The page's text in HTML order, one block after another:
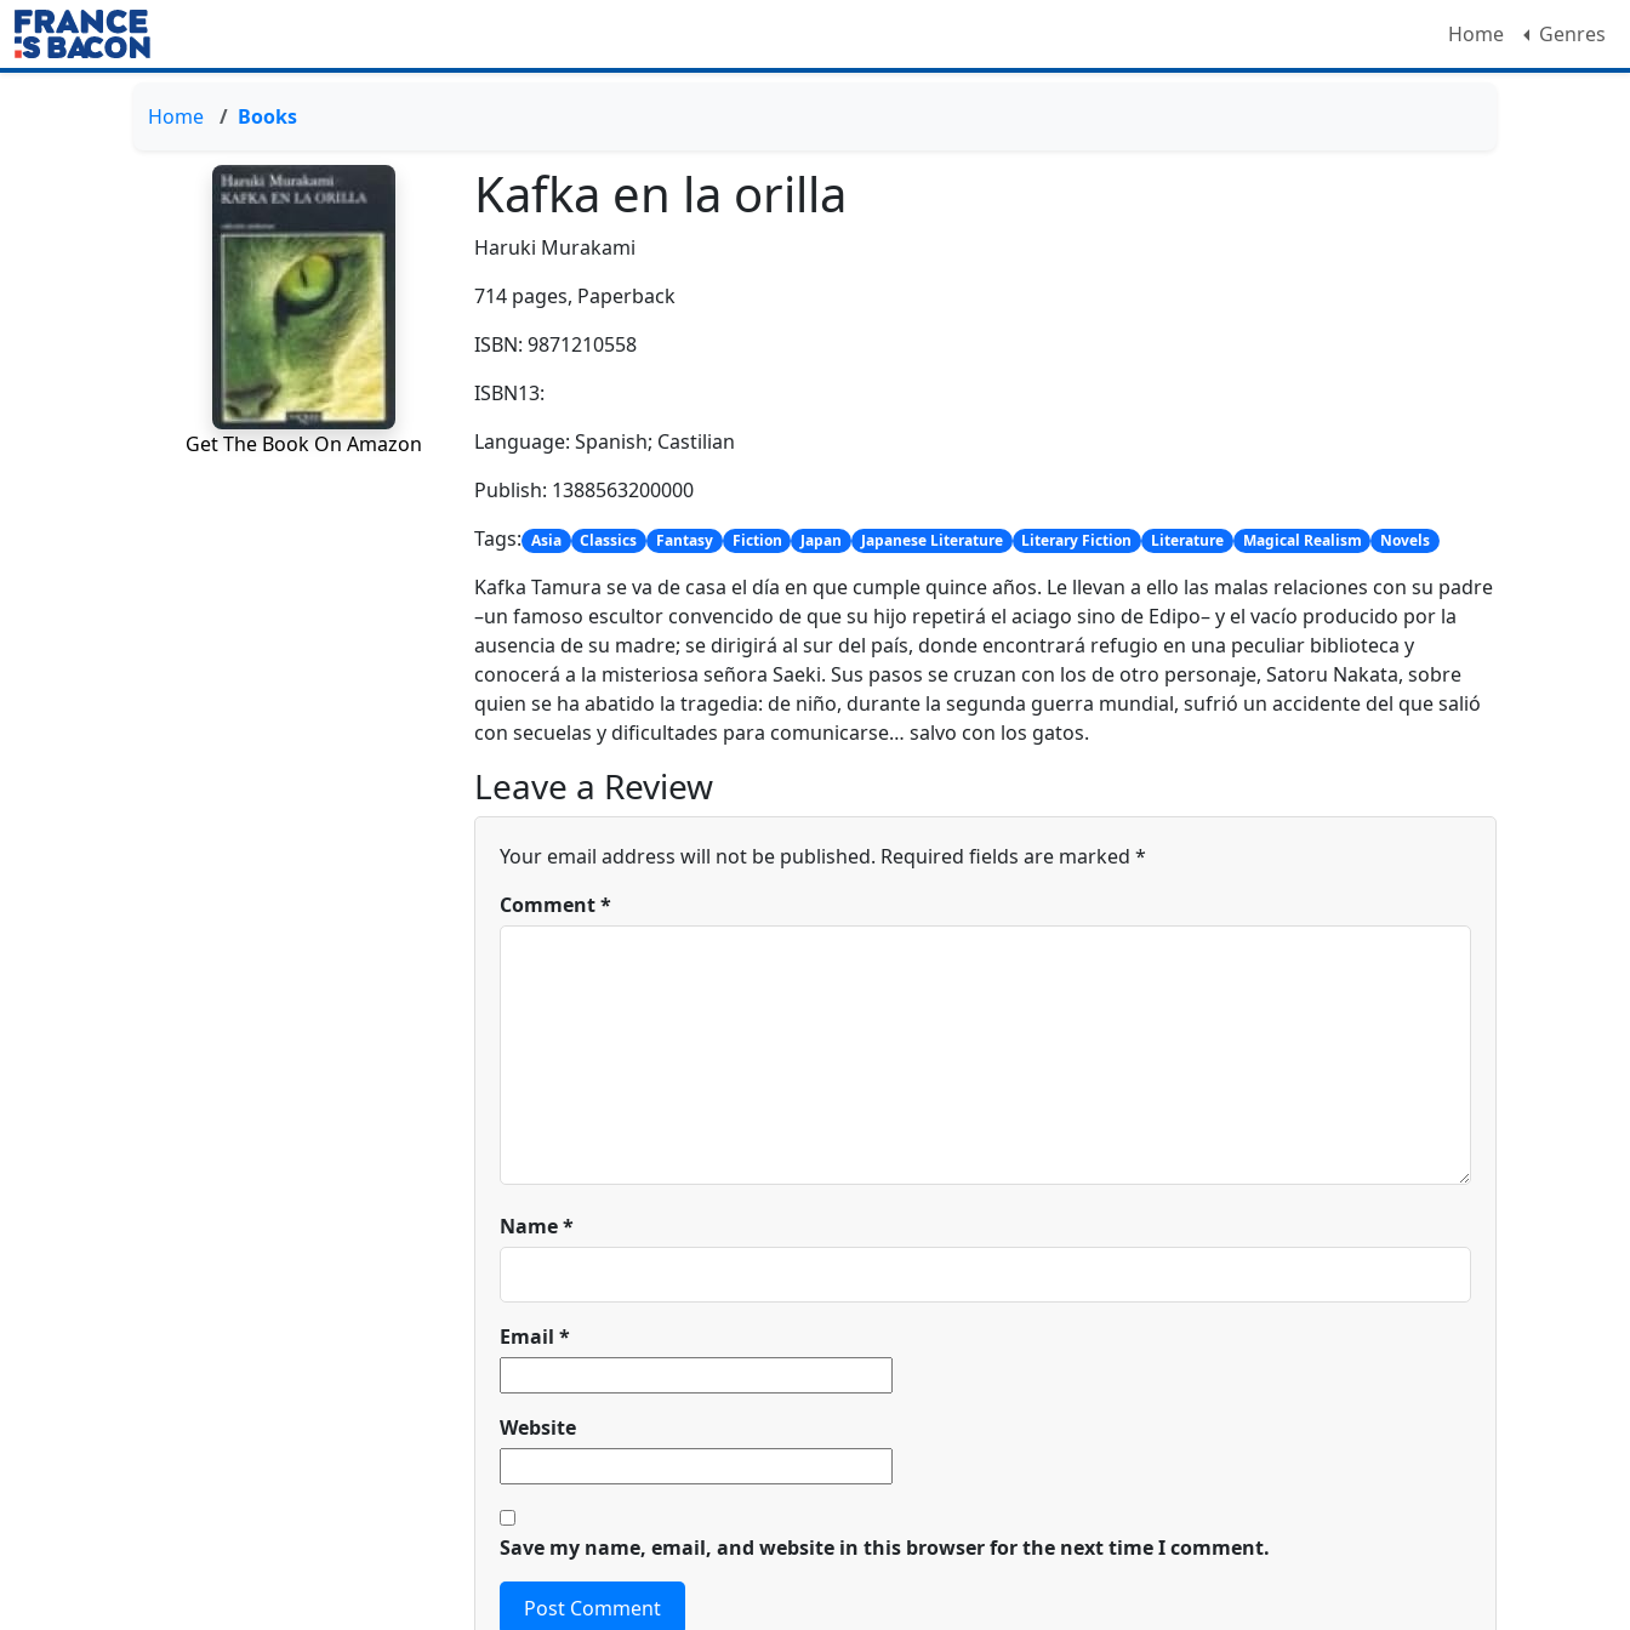
Home Genres
Home Books
Get The Book On Amazon
Kafka en la orilla
Haruki Murakami
714 pages, Paperback
ISBN: 9871210558
ISBN13:
Language: Spanish; Castilian
Publish: 1388563200000
Tags: Asia Classics Fantasy Fiction Japan Japanese Literature Literary Fiction Literature Magical Realism Novels
Kafka Tamura se va de casa el día en que cumple quince años. Le llevan a ello las malas relaciones con su padre
–un famoso escultor convencido de que su hijo repetirá el aciago sino de Edipo– y el vacío producido por la
ausencia de su madre; se dirigirá al sur del país, donde encontrará refugio en una peculiar biblioteca y
conocerá a la misteriosa señora Saeki. Sus pasos se cruzan con los de otro personaje, Satoru Nakata, sobre
quien se ha abatido la tragedia: de niño, durante la segunda guerra mundial, sufrió un accidente del que salió
con secuelas y dificultades para comunicarse… salvo con los gatos.
Leave a Review
Your email address will not be published. Required fields are marked *
Comment*
Name*
Email *
Website
Save my name, email, and website in this browser for the next time I comment.